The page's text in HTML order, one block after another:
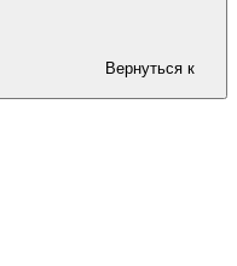
Вернуться к